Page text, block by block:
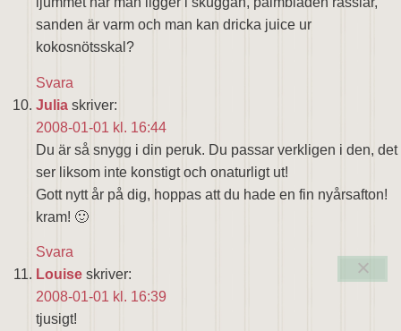
sanden är varm och man kan dricka juice ur
kokosnötsskal?
Svara
Julia skriver:
2008-01-01 kl. 16:44
Du är så snygg i din peruk. Du passar verkligen i den, det
ser liksom inte konstigt och onaturligt ut!
Gott nytt år på dig, hoppas att du hade en fin nyårsafton!
kram! 🙂
Svara
Louise skriver:
2008-01-01 kl. 16:39
tjusigt!